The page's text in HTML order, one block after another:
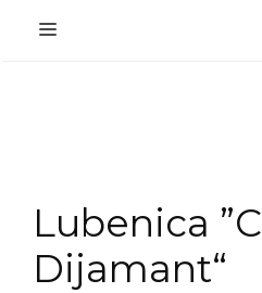
MENU
Lubenica
Dijamant“